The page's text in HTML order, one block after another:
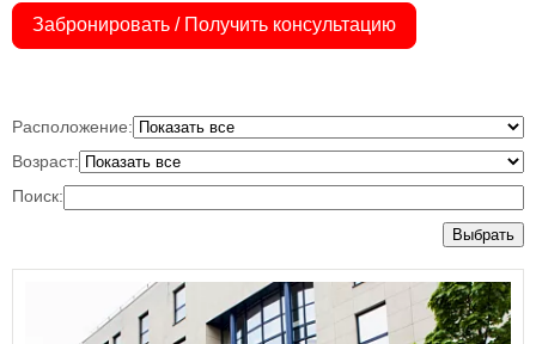
Забронировать / Получить консультацию
Расположение:
Возраст:
Поиск:
Выбрать